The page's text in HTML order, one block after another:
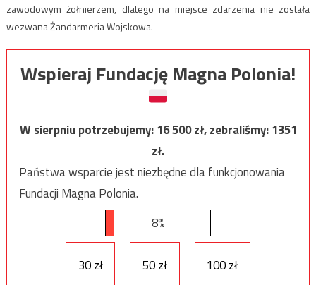
zawodowym żołnierzem, dlatego na miejsce zdarzenia nie została
wezwana Żandarmeria Wojskowa.
Wspieraj Fundację Magna Polonia!
W sierpniu potrzebujemy:16 500zł, zebraliśmy:1351
zł.
Państwa wsparcie jest niezbędne dla funkcjonowania
Fundacji Magna Polonia.
8%
30 zł 50 zł 100 zł